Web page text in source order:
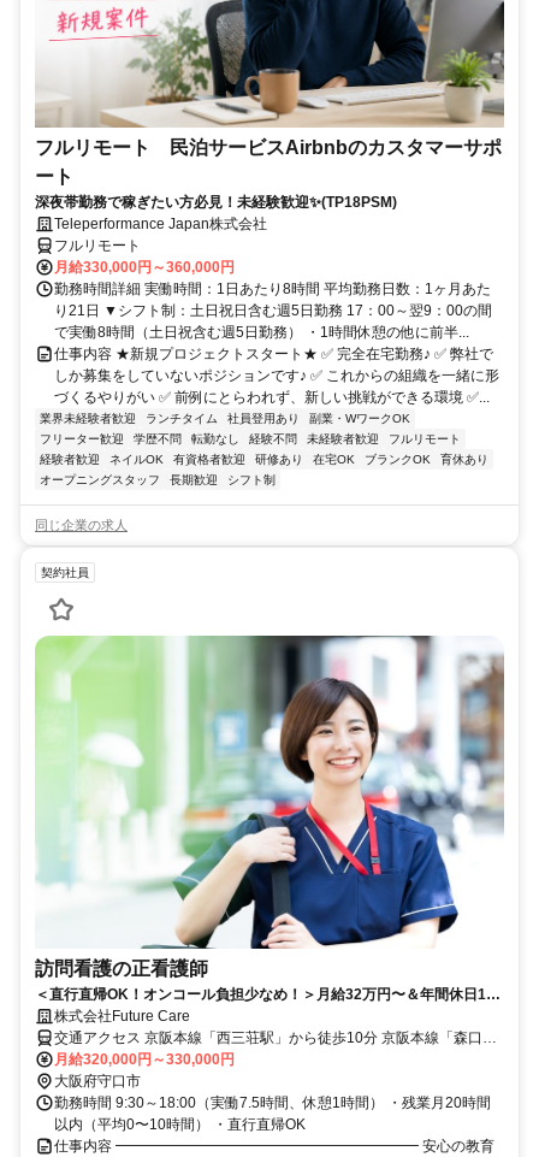
フルリモート 民泊サービスAirbnbのカスタマーサポ
ート
深夜帯勤務で稼ぎたい方必見！未経験歓迎✨(TP18PSM)
Teleperformance Japan株式会社
フルリモート
月給330,000円～360,000円
勤務時間詳細 実働時間：1日あたり8時間 平均勤務日数：1ヶ月あた
り21日 ▼シフト制：土日祝日含む週5日勤務 17：00～翌9：00の間
で実働8時間（土日祝含む週5日勤務） ・1時間休憩の他に前半...
仕事内容 ★新規プロジェクトスタート★ ✅ 完全在宅勤務♪ ✅ 弊社で
しか募集をしていないポジションです♪ ✅ これからの組織を一緒に形
づくるやりがい ✅ 前例にとらわれず、新しい挑戦ができる環境 ✅...
業界未経験者歓迎 ランチタイム 社員登用あり
副業・WワークOK
フリーター歓迎
学歴不問 転勤なし 経験不問 未経験者歓迎
フルリモート
経験者歓迎
ネイルOK 有資格者歓迎 研修あり 在宅OK ブランクOK
育休あり
オープニングスタッフ
長期歓迎 シフト制
同じ企業の求人
契約社員
訪問看護の正看護師
＜直行直帰OK！オンコール負担少なめ！＞月給32万円〜＆年間休日120
日以上
株式会社Future Care
交通アクセス 京阪本線「西三荘駅」から徒歩10分 京阪本線「森口市
駅」から徒歩13分
月給320,000円～330,000円
大阪府守口市
勤務時間 9:30～18:00（実働7.5時間、休憩1時間） ・残業月20時間
以内（平均0〜10時間） ・直行直帰OK
仕事内容 ━━━━━━━━━━━━━━━━━━━━━ 安心の教育